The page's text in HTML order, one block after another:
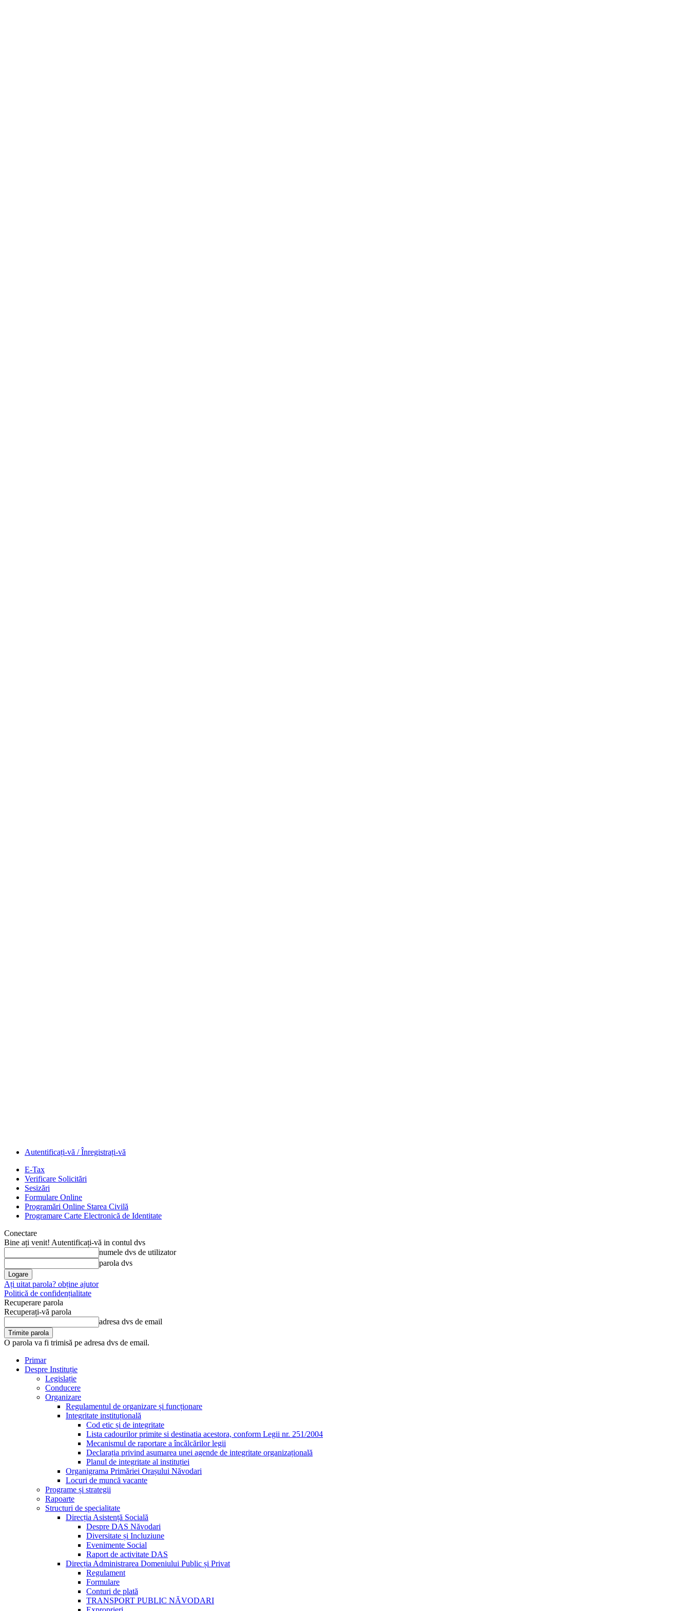
Autentificați-vă / Înregistrați-vă
E-Tax
Verificare Solicitări
Sesizări
Formulare Online
Programări Online Starea Civilă
Programare Carte Electronică de Identitate
Conectare
Bine ați venit! Autentificați-vă in contul dvs
numele dvs de utilizator
parola dvs
Ați uitat parola? obține ajutor
Politică de confidențialitate
Recuperare parola
Recuperați-vă parola
adresa dvs de email
O parola va fi trimisă pe adresa dvs de email.
Primar
Despre Instituție
Legislație
Conducere
Organizare
Regulamentul de organizare și funcționare
Integritate instituțională
Cod etic și de integritate
Lista cadourilor primite si destinatia acestora, conform Legii nr. 251/2004
Mecanismul de raportare a încălcărilor legii
Declarația privind asumarea unei agende de integritate organizațională
Planul de integritate al instituției
Organigrama Primăriei Orașului Năvodari
Locuri de muncă vacante
Programe și strategii
Rapoarte
Structuri de specialitate
Direcția Asistență Socială
Despre DAS Năvodari
Diversitate și Incluziune
Evenimente Social
Raport de activitate DAS
Direcția Administrarea Domeniului Public și Privat
Regulament
Formulare
Conturi de plată
TRANSPORT PUBLIC NĂVODARI